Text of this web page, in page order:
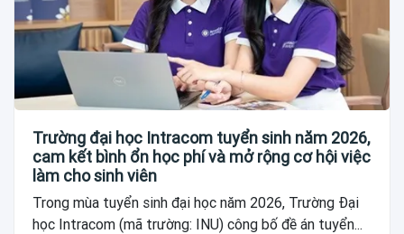
Trường đại học Intracom tuyển sinh năm 2026,
cam kết bình ổn học phí và mở rộng cơ hội việc
làm cho sinh viên
Trong mùa tuyển sinh đại học năm 2026, Trường Đại
học Intracom (mã trường: INU) công bố đề án tuyển...